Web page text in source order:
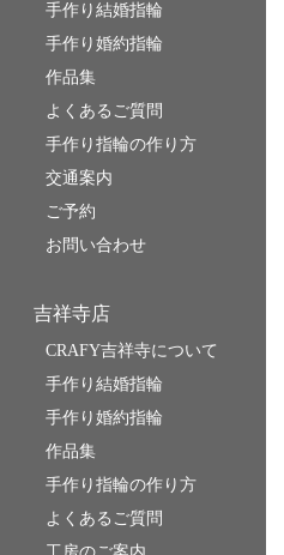
手作り結婚指輪
手作り婚約指輪
作品集
よくあるご質問
手作り指輪の作り方
交通案内
ご予約
お問い合わせ
吉祥寺店
CRAFY吉祥寺について
手作り結婚指輪
手作り婚約指輪
作品集
手作り指輪の作り方
よくあるご質問